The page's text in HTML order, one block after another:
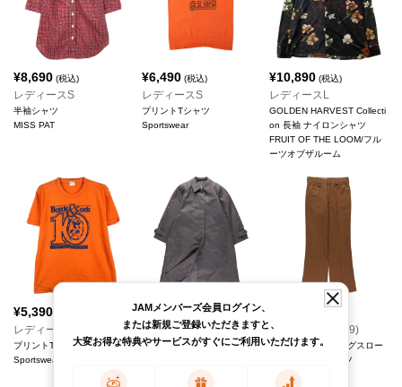
¥8,690 (税込)
レディースS
半袖シャツ
MISS PAT
¥6,490(税込)
レディースS
プリントTシャツ
Sportswear
¥10,890 (税込)
レディースL
GOLDEN HARVEST Collecti
on 長袖 ナイロンシャツ
FRUIT OF THE LOOM/フル
ーツオブザルーム
¥5,390
レディースL
プリントTシャツ
Sportswear
¥8,690(税込)
レディースM
Maincoats ステンカラーコー
レディースL(W29)
KINGS ROAD キングスロー
ド スラックスパンツ
Sears/シアーズ
JAMメンバーズ会員ログイン、
または新規ご登録いただきますと、
大変お得な特典やサービスがすぐにご利用いただけます。